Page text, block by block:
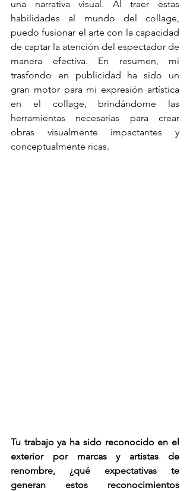
una narrativa visual. Al traer estas
habilidades al mundo del collage,
puedo fusionar el arte con la capacidad
de captar la atención del espectador de
manera efectiva. En resumen, mi
trasfondo en publicidad ha sido un
gran motor para mi expresión artística
en el collage, brindándome las
herramientas necesarias para crear
obras visualmente impactantes y
conceptualmente ricas.
Tu trabajo ya ha sido reconocido en el
exterior por marcas y artistas de
renombre, ¿qué expectativas te
generan estos reconocimientos